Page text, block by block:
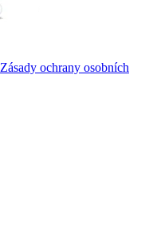
Zásady ochrany osobních